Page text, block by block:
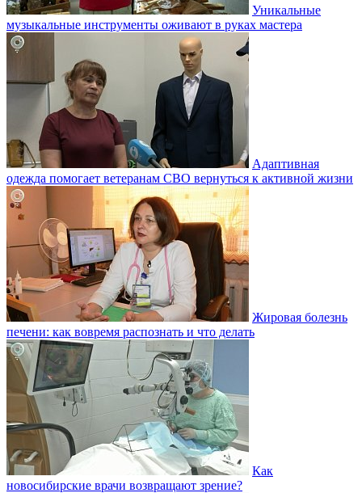
Уникальные
музыкальные инструменты оживают в руках мастера
Адаптивная
одежда помогает ветеранам СВО вернуться к активной жизни
Жировая болезнь
печени: как вовремя распознать и что делать
Как
новосибирские врачи возвращают зрение?